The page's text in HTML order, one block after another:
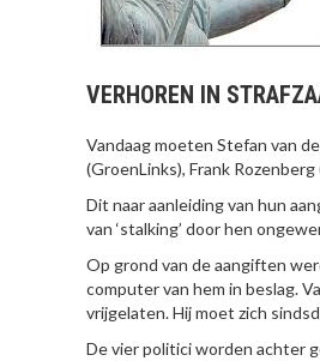
VERHOREN IN
Vandaag moeten Stefan van
(GroenLinks), Frank
Dit naar aanleiding van hun
van ‘stalking’ door hen
Op grond van de aangiften
computer van hem in beslag.
vrijgelaten. Hij moet zich
De vier politici worden achter